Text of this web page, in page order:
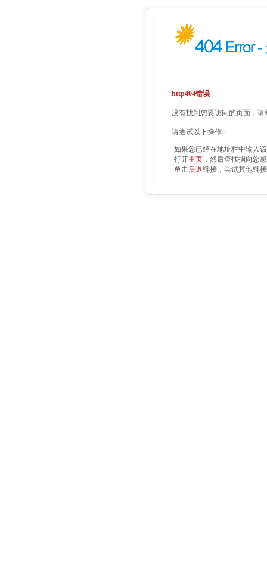
http404错误
没有找到您要访问的页面，
请尝试以下操作：
·如果您已经在地址栏中输入
·打开主页 ，然后查找指向您
·单击后退链接，尝试其他链